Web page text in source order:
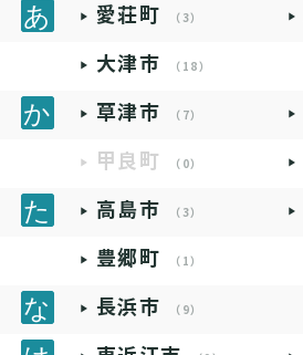
愛荘町 （3）
大津市 （18）
草津市 （7）
甲良町 （0）
高島市 （3）
豊郷町 （1）
長浜市 （9）